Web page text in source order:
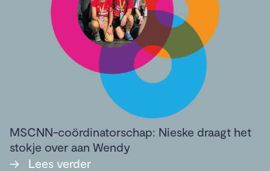
MSCNN-coördinatorschap: Nieske draagt het
stokje over aan Wendy
→
Lees verder